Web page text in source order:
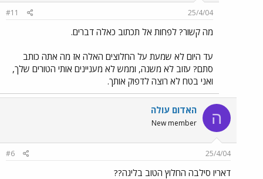
25/4/04
#11
מה קשור? לפחות אל תכתוב כאלה דברים.
עד היום לא שמעת על החלוצים האלה אז מה אתה כותב
סתם? עזוב לא משנה, וממש לא מעניינים אותי הטורים שלך,
ואני בטח לא רוצה לדפוק אותך.
ה האדום עולה
New member
25/4/04
#6
דאריו סילבה החלוץ הטוב בליגה??